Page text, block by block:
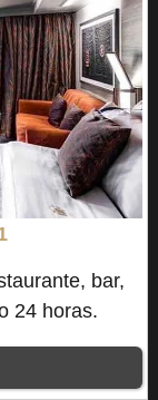
bar,
24 horas.